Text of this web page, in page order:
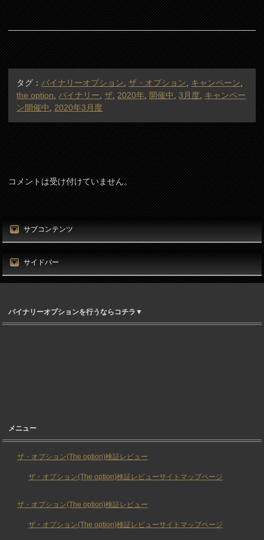
タグ： バイナリーオプション ,ザ・オプション キャンペーン
the option
バイナリー ,ザ 2020年 開催中 ,3月度
キャンペー
ン開催中
2020年3月度
コメントは受け付けていません。
サブコンテンツ
サイドバー
バイナリーオプションを行うならコチラ▼
メニュー
ザ・オプション(The option)検証レビュー
ザ・オプション(The option)検証レビューサイトマップページ
ザ・オプション(The option)検証レビュー
ザ・オプション(The option)検証レビューサイトマップページ